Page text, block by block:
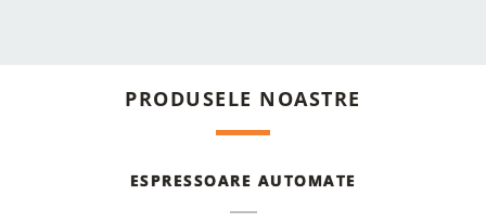
PRODUSELE NOASTRE
ESPRESSOARE AUTOMATE